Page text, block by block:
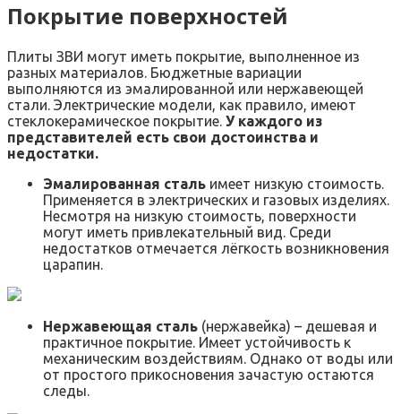
Покрытие поверхностей
Плиты ЗВИ могут иметь покрытие, выполненное из
разных материалов. Бюджетные вариации
выполняются из эмалированной или нержавеющей
стали. Электрические модели, как правило, имеют
стеклокерамическое покрытие. У каждого из
представителей есть свои достоинства и
недостатки.
Эмалированная сталь имеет низкую стоимость.
Применяется в электрических и газовых изделиях.
Несмотря на низкую стоимость, поверхности
могут иметь привлекательный вид. Среди
недостатков отмечается лёгкость возникновения
царапин.
Нержавеющая сталь (нержавейка) – дешевая и
практичное покрытие. Имеет устойчивость к
механическим воздействиям. Однако от воды или
от простого прикосновения зачастую остаются
следы.